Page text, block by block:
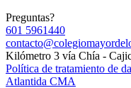
Preguntas?
601 5961440
Kilómetro 3 vía Chía -
Política de tratamiento de
Atlantida CMA